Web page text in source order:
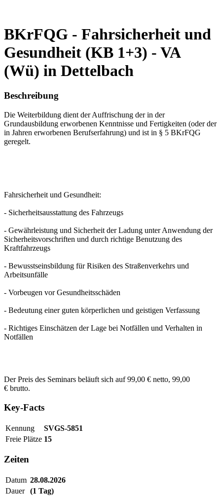
BKrFQG - Fahrsicherheit und
Gesundheit (KB 1+3) - VA
(Wü) in Dettelbach
Beschreibung
Die Weiterbildung dient der Auffrischung der in der
Grundausbildung erworbenen Kenntnisse und Fertigkeiten (oder der
in Jahren erworbenen Berufserfahrung) und ist in § 5 BKrFQG
geregelt.
Fahrsicherheit und Gesundheit:
- Sicherheitsausstattung des Fahrzeugs
- Gewährleistung und Sicherheit der Ladung unter Anwendung der
Sicherheitsvorschriften und durch richtige Benutzung des
Kraftfahrzeugs
- Bewusstseinsbildung für Risiken des Straßenverkehrs und
Arbeitsunfälle
- Vorbeugen vor Gesundheitsschäden
- Bedeutung einer guten körperlichen und geistigen Verfassung
- Richtiges Einschätzen der Lage bei Notfällen und Verhalten in
Notfällen
Der Preis des Seminars beläuft sich auf 99,00 € netto, 99,00
€ brutto.
Key-Facts
Kennung
SVGS-5851
Freie Plätze 15
Zeiten
Datum 28.08.2026
Dauer
(1 Tag)